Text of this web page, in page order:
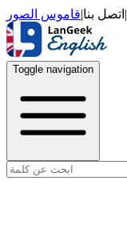
| اتصل بنا|قاموس الصور
Toggle navigation